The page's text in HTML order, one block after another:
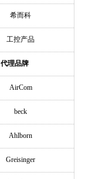
希而科
工控产品
代理品牌
AirCom
beck
Ahlborn
Greisinger